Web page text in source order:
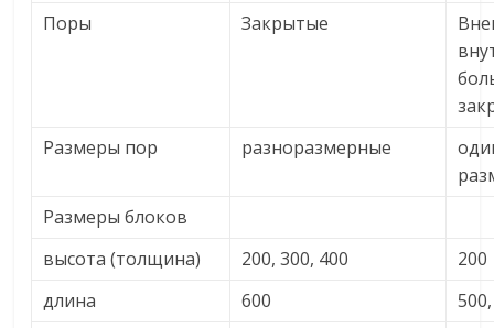
Поры Закрытые
Размеры пор
разноразмерные
Размеры блоков
высота (толщина)
200, 300, 400
200
длина
600